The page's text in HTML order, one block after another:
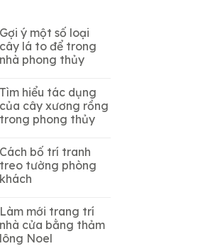
Gợi ý một số loại
cây lá to để trong
nhà phong thủy
Tìm hiểu tác dụng
của cây xương rồng
trong phong thủy
Cách bố trí tranh
treo tường phòng
khách
Làm mới trang trí
nhà cửa bằng thảm
lông Noel